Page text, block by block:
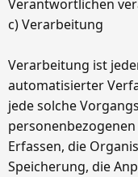
Verantwortlichen
c) Verarbeitung
Verarbeitung ist
automatisierter
jede solche
Erfassen, die
Speicherung, die